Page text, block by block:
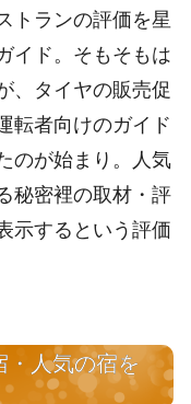
トランの評価を星
イド。そもそもは
、タイヤの販売促
転者向けのガイド
のが始まり。人気
秘密裡の取材・評
示するという評価
人気の宿を